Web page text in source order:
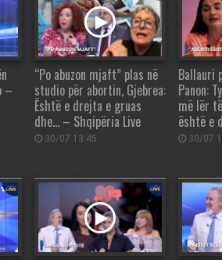
–
“Po abuzon mjaft” plas në
studio për abortin, Gjebrea:
Është e drejta e gruas
dhe… – Shqipëria Live
30/07 13:45
Ballauri
Panon:
më lër
është e
30/07